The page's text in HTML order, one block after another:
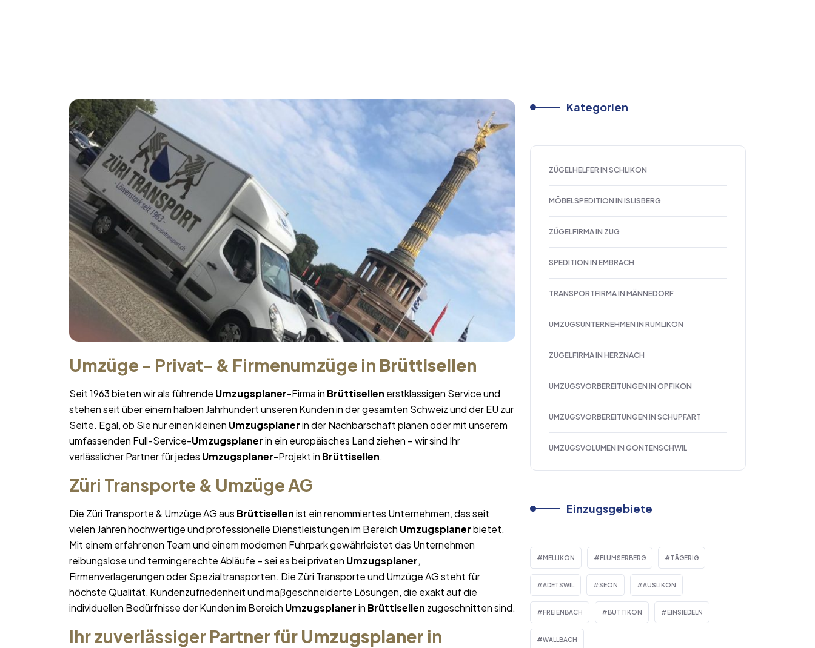
Umzüge - Privat- & Firmenumzüge in Brüttisellen
Seit 1963 bieten wir als führende Umzugsplaner-Firma in Brüttisellen erstklassigen Service und
stehen seit über einem halben Jahrhundert unseren Kunden in der gesamten Schweiz und der EU zur
Seite. Egal, ob Sie nur einen kleinen Umzugsplanerin der Nachbarschaft planen oder mit unserem
umfassenden Full-Service-Umzugsplanerin ein europäisches Land ziehen – wir sind Ihr
verlässlicher Partner für jedes Umzugsplaner-Projekt in Brüttisellen.
Züri Transporte & Umzüge AG
Die Züri Transporte & Umzüge AG aus Brüttisellenist ein renommiertes Unternehmen, das seit
vielen Jahren hochwertige und professionelle Dienstleistungen im Bereich Umzugsplanerbietet.
Mit einem erfahrenen Team und einem modernen Fuhrpark gewährleistet das Unternehmen
reibungslose und termingerechte Abläufe – sei es bei privaten Umzugsplaner,
Firmenverlagerungen oder Spezialtransporten. Die Züri Transporte und Umzüge AG steht für
höchste Qualität, Kundenzufriedenheit und maßgeschneiderte Lösungen, die exakt auf die
individuellen Bedürfnisse der Kunden im Bereich Umzugsplanerin Brüttisellen zugeschnitten sind.
Ihr zuverlässiger Partner für Umzugsplaner in
Kategorien
ZÜGELHELFER IN SCHLIKON
MÖBELSPEDITION IN ISLISBERG
ZÜGELFIRMA IN ZUG
SPEDITION IN EMBRACH
TRANSPORTFIRMA IN MÄNNEDORF
UMZUGSUNTERNEHMEN IN RUMLIKON
ZÜGELFIRMA IN HERZNACH
UMZUGSVORBEREITUNGEN IN OPFIKON
UMZUGSVORBEREITUNGEN IN SCHUPFART
UMZUGSVOLUMEN IN GONTENSCHWIL
Einzugsgebiete
MELLIKON FLUMSERBERG TÄGERIG
ADETSWIL SEON AUSLIKON
FREIENBACH BUTTIKON EINSIEDELN
WALLBACH